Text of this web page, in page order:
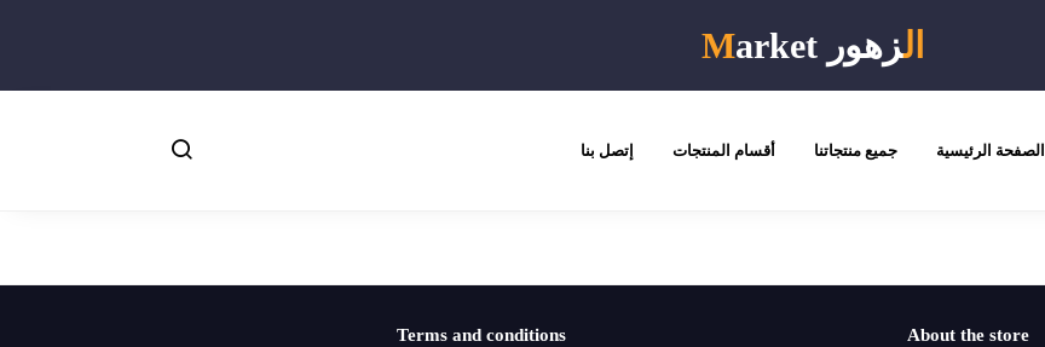
الزهور Market
الصفحة الرئيسية جميع منتجاتنا أقسام المنتجات إتصل بنا
About the store
Terms and conditions